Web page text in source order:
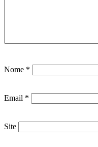
Nome *
Email *
Site